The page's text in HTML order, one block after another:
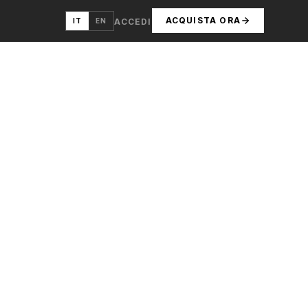
IT EN ACCEDI ACQUISTA ORA